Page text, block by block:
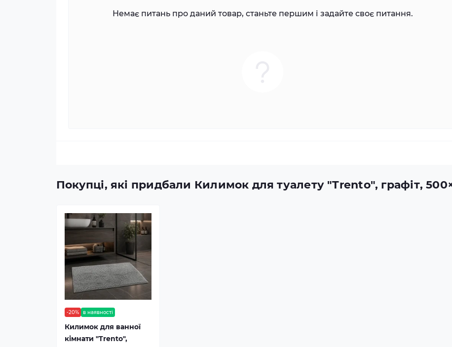
Немає питань про даний товар, станьте першим і задайте своє питання.
Покупці, які придбали Килимок для туалету "Trento", графіт,
-20% в наявності
Килимок для ванної
кімнати "Trento",